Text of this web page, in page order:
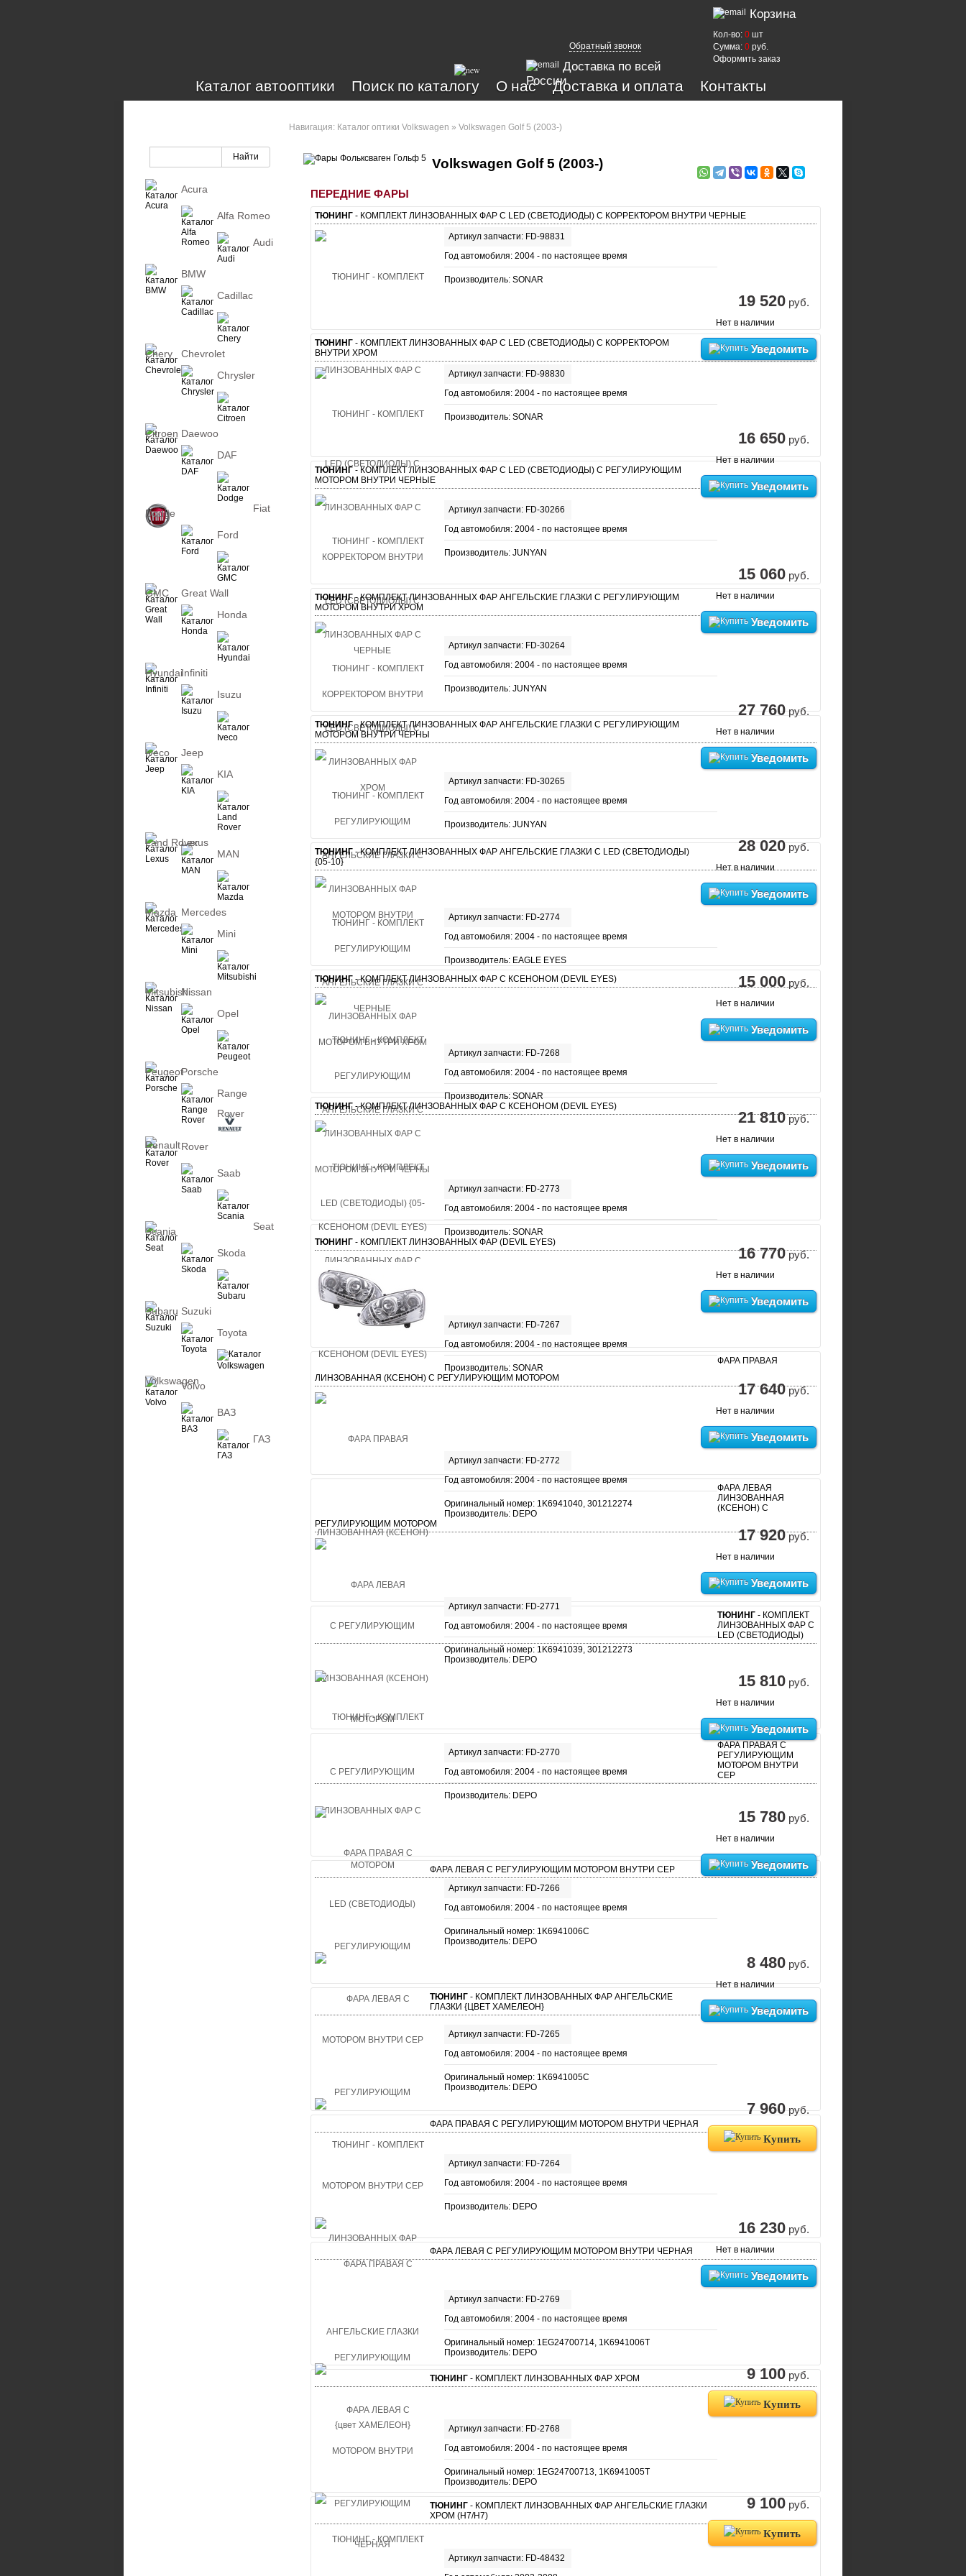
Обратный звонок
Доставка по всей
России
Корзина
Кол-во: 0 шт
Сумма: 0 руб.
Оформить заказ
Каталог автооптики Поиск по каталогу О нас Доставка и оплата Контакты
Навигация: Каталог оптики Volkswagen » Volkswagen Golf 5 (2003-)
Volkswagen Golf 5 (2003-)
ПЕРЕДНИЕ ФАРЫ
ТЮНИНГ - КОМПЛЕКТ ЛИНЗОВАННЫХ ФАР С LED (СВЕТОДИОДЫ) С КОРРЕКТОРОМ ВНУТРИ ЧЕРНЫЕ
Артикул запчасти: FD-98831
Год автомобиля: 2004 - по настоящее время
Производитель: SONAR
19 520 руб.
Нет в наличии
Уведомить
ТЮНИНГ - КОМПЛЕКТ ЛИНЗОВАННЫХ ФАР С LED (СВЕТОДИОДЫ) С КОРРЕКТОРОМ
ВНУТРИ ХРОМ
Артикул запчасти: FD-98830
Год автомобиля: 2004 - по настоящее время
Производитель: SONAR
16 650 руб.
Нет в наличии
Уведомить
ТЮНИНГ - КОМПЛЕКТ ЛИНЗОВАННЫХ ФАР С LED (СВЕТОДИОДЫ) С РЕГУЛИРУЮЩИМ
МОТОРОМ ВНУТРИ ЧЕРНЫЕ
Артикул запчасти: FD-30266
Год автомобиля: 2004 - по настоящее время
Производитель: JUNYAN
15 060 руб.
Нет в наличии
Уведомить
ТЮНИНГ- КОМПЛЕКТ ЛИНЗОВАННЫХ ФАР АНГЕЛЬСКИЕ ГЛАЗКИ С РЕГУЛИРУЮЩИМ
МОТОРОМ ВНУТРИ ХРОМ
Артикул запчасти: FD-30264
Год автомобиля: 2004 - по настоящее время
Производитель: JUNYAN
27 760руб.
Нет в наличии
Уведомить
ТЮНИНГ- КОМПЛЕКТ ЛИНЗОВАННЫХ ФАР АНГЕЛЬСКИЕ ГЛАЗКИ С РЕГУЛИРУЮЩИМ
МОТОРОМ ВНУТРИ ЧЕРНЫ
Артикул запчасти: FD-30265
Год автомобиля: 2004 - по настоящее время
Производитель: JUNYAN
28 020руб.
Нет в наличии
Уведомить
ТЮНИНГ - КОМПЛЕКТ ЛИНЗОВАННЫХ ФАР АНГЕЛЬСКИЕ ГЛАЗКИ С LED (СВЕТОДИОДЫ)
{05-10}
Артикул запчасти: FD-2774
Год автомобиля: 2004 - по настоящее время
Производитель: EAGLE EYES
15 000 руб.
Нет в наличии
Уведомить
ТЮНИНГ - КОМПЛЕКТ ЛИНЗОВАННЫХ ФАР С КСЕНОНОМ (DEVIL EYES)
Артикул запчасти: FD-7268
Год автомобиля: 2004 - по настоящее время
Производитель: SONAR
21 810руб.
Нет в наличии
Уведомить
ТЮНИНГ - КОМПЛЕКТ ЛИНЗОВАННЫХ ФАР С КСЕНОНОМ (DEVIL EYES)
Артикул запчасти: FD-2773
Год автомобиля: 2004 - по настоящее время
Производитель: SONAR
16 770руб.
Нет в наличии
Уведомить
ТЮНИНГ - КОМПЛЕКТ ЛИНЗОВАННЫХ ФАР (DEVIL EYES)
Артикул запчасти: FD-7267
Год автомобиля: 2004 - по настоящее время
Производитель: SONAR
17 640руб.
Нет в наличии
Уведомить
ФАРА ПРАВАЯ
ЛИНЗОВАННАЯ (КСЕНОН) С РЕГУЛИРУЮЩИМ МОТОРОМ
Артикул запчасти: FD-2772
Год автомобиля: 2004 - по настоящее время
Оригинальный номер: 1K6941040, 301212274
Производитель: DEPO
17 920руб.
Нет в наличии
Уведомить
ФАРА ЛЕВАЯ
ЛИНЗОВАННАЯ
(КСЕНОН) С
РЕГУЛИРУЮЩИМ МОТОРОМ
Артикул запчасти: FD-2771
Год автомобиля: 2004 - по настоящее время
Оригинальный номер: 1K6941039, 301212273
Производитель: DEPO
15 810 руб.
Нет в наличии
Уведомить
ТЮНИНГ - КОМПЛЕКТ
ЛИНЗОВАННЫХ ФАР С
LED (СВЕТОДИОДЫ)
Артикул запчасти: FD-2770
Год автомобиля: 2004 - по настоящее время
Производитель: DEPO
15 780 руб.
Нет в наличии
Уведомить
ФАРА ПРАВАЯ С
РЕГУЛИРУЮЩИМ
МОТОРОМ ВНУТРИ
СЕР
Артикул запчасти: FD-7266
Год автомобиля: 2004 - по настоящее время
Оригинальный номер: 1K6941006C
Производитель: DEPO
8 480 руб.
Нет в наличии
Уведомить
ФАРА ЛЕВАЯ С РЕГУЛИРУЮЩИМ МОТОРОМ ВНУТРИ СЕР
Артикул запчасти: FD-7265
Год автомобиля: 2004 - по настоящее время
Оригинальный номер: 1K6941005C
Производитель: DEPO
7 960руб.
Купить
ТЮНИНГ - КОМПЛЕКТ ЛИНЗОВАННЫХ ФАР АНГЕЛЬСКИЕ
ГЛАЗКИ {ЦВЕТ ХАМЕЛЕОН}
Артикул запчасти: FD-7264
Год автомобиля: 2004 - по настоящее время
Производитель: DEPO
16 230 руб.
Нет в наличии
Уведомить
ФАРА ПРАВАЯ С РЕГУЛИРУЮЩИМ МОТОРОМ ВНУТРИ ЧЕРНАЯ
Артикул запчасти: FD-2769
Год автомобиля: 2004 - по настоящее время
Оригинальный номер: 1EG24700714, 1K6941006T
Производитель: DEPO
9 100 руб.
Купить
ФАРА ЛЕВАЯ С РЕГУЛИРУЮЩИМ МОТОРОМ ВНУТРИ ЧЕРНАЯ
Артикул запчасти: FD-2768
Год автомобиля: 2004 - по настоящее время
Оригинальный номер: 1EG24700713, 1K6941005T
Производитель: DEPO
9 100 руб.
Купить
ТЮНИНГ - КОМПЛЕКТ ЛИНЗОВАННЫХ ФАР ХРОМ
Артикул запчасти: FD-48432
ТЮНИНГ - КОМПЛЕКТ ЛИНЗОВАННЫХ ФАР АНГЕЛЬСКИЕ ГЛАЗКИ
ХРОМ (H7/H7)
Acura
Alfa Romeo
Audi
BMW
Cadillac
Chery
Chevrolet
Chrysler
Citroen Daewoo
DAF
Dodge Fiat
Ford
GMC
Great Wall
Honda
HyundaiInfiniti
Isuzu
Iveco
Jeep
KIA
Land Rover
Lexus
MAN
Mazda Mercedes
Mini
MitsubishiNissan
Opel
PeugeotPorsche
Range
Rover
RenaultRover
Saab
Scania Seat
Skoda
Subaru Suzuki
Toyota
Volkswagen
Volvo
ВАЗ
ГАЗ